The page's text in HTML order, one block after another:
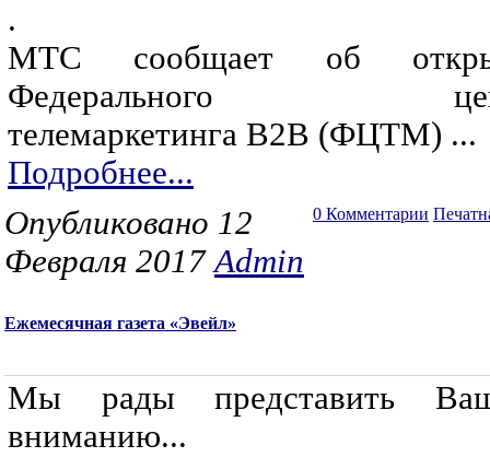
.
МТС сообщает об
Федерального
телемаркетинга В2В (ФЦТМ) ...
Подробнее...
0 Комментарии
Опубликовано 12
Февраля 2017Admin
Ежемесячная газета «Эвейл»
Мы рады представить
вниманию...